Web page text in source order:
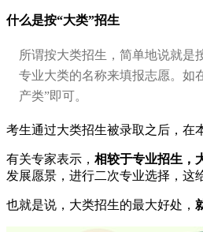
什么是按“大类”招生
所谓按大类招生，简单地说就是
专业大类的名称来填报志愿。如
产类”即可。
考生通过大类招生被录取之后，在
有关专家表示， 相较于专业招生，
发展愿景，进行二次专业选择，这
也就是说，大类招生的最大好处，